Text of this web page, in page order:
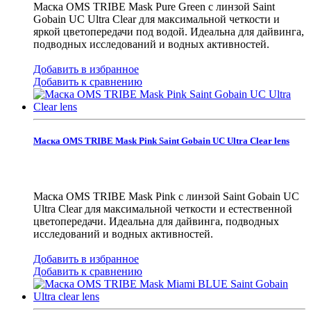
Маска OMS TRIBE Mask Pure Green с линзой Saint
Gobain UC Ultra Clear для максимальной четкости и
яркой цветопередачи под водой. Идеальна для дайвинга,
подводных исследований и водных активностей.
Добавить в избранное
Добавить к сравнению
Маска OMS TRIBE Mask Pink Saint Gobain UC Ultra Clear lens
Маска OMS TRIBE Mask Pink с линзой Saint Gobain UC
Ultra Clear для максимальной четкости и естественной
цветопередачи. Идеальна для дайвинга, подводных
исследований и водных активностей.
Добавить в избранное
Добавить к сравнению